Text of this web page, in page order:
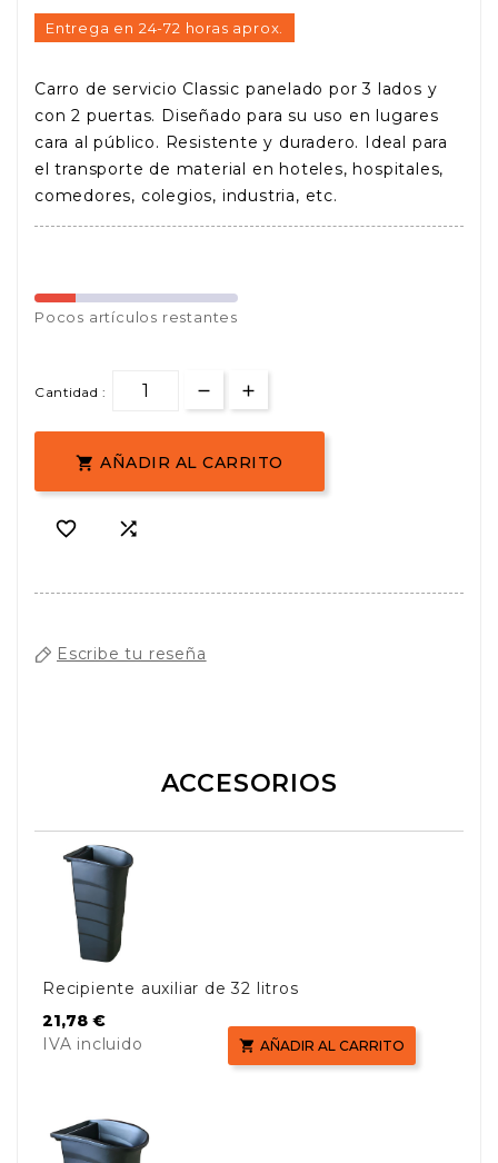
Entrega en 24-72 horas aprox.
Carro de servicio Classic panelado por 3 lados y
con 2 puertas. Diseñado para su uso en lugares
cara al público. Resistente y duradero. Ideal para
el transporte de material en hoteles, hospitales,
comedores, colegios, industria, etc.
Pocos artículos restantes
Cantidad :
 AÑADIR AL CARRITO
 
Escribe tu reseña
ACCESORIOS
Recipiente auxiliar de 32 litros
Precio
21,78 €
IVA incluido
 AÑADIR AL CARRITO